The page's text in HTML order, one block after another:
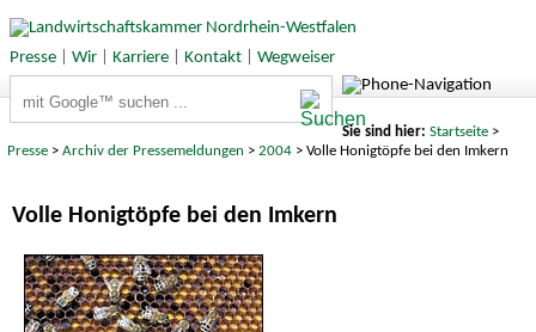
Presse| Wir| Karriere| Kontakt| Wegweiser
Sie sind hier: Startseite>
Presse >Archiv der Pressemeldungen > 2004 > Volle Honigtöpfe bei den Imkern
Volle Honigtöpfe bei den Imkern